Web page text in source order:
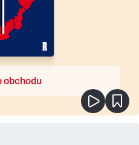
obchodu